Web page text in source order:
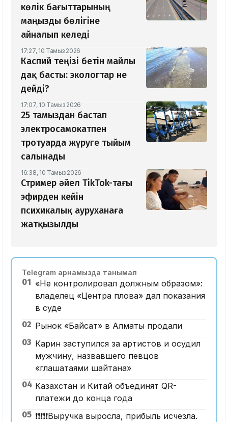
көлік бағыттарының
маңызды бөлігіне
айналып келеді
17:27, 10 Тамыз 2026
Каспий теңізі бетін майлы
дақ басты: экологтар не
дейді?
17:07, 10 Тамыз 2026
25 тамыздан бастап
электросамокатпен
тротуарда жүруге тыйым
салынады
16:38, 10 Тамыз 2026
Стример әйел TikTok-тағы
эфирден кейін
психикалық ауруханаға
жатқызылды
Telegram арнамызда танымал
01 «Не контролировал должным образом»:
владелец «Центра плова» дал показания
в суде
02 Рынок «Байсат» в Алматы продали
03 Карин заступился за артистов и осудил
мужчину, назвавшего певцов
«глашатаями шайтана»
04 Казахстан и Китай объединят QR-
платежи до конца года
05 ❗️❗️❗️❗️❗️Выручка выросла, прибыль исчезла.